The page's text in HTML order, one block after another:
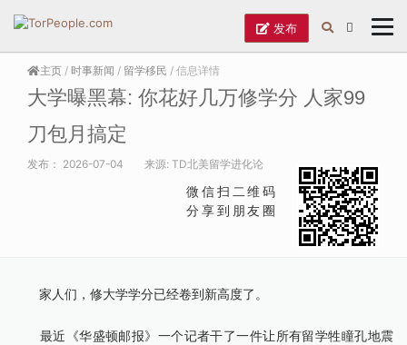
发布
主页 / 时事新闻 / 留学移民 / 信息详情
大学曝黑幕: 你花好几万修学分 人家99
刀包月搞定
发布： 2026-07-04 来源: TD北美留学进化论
微信扫二维码
分享到朋友圈
家人们，修大学学分已经卷到新高度了。
最近《华盛顿邮报》一个记者干了一件让所有留学牲瞳孔地震